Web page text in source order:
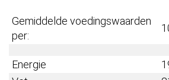
Gemiddelde voedingswaarden
per:
Energie